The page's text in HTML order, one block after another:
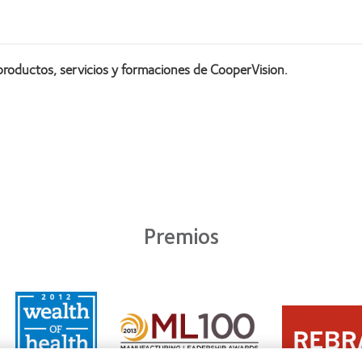
servicios y formaciones de CooperVision.
Premios
Learn
more
about
2011:
Learn
more
about
Learn
more
about
2012